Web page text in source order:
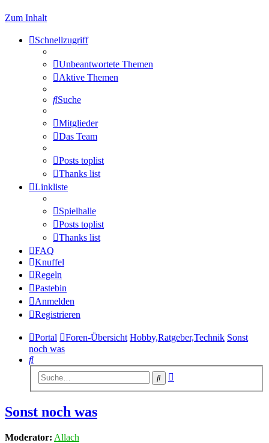
Zum Inhalt
Schnellzugriff
Unbeantwortete Themen
Aktive Themen
Suche
Mitglieder
Das Team
Posts toplist
Thanks list
Linkliste
Spielhalle
Posts toplist
Thanks list
FAQ
Knuffel
Regeln
Pastebin
Anmelden
Registrieren
Portal Foren-Übersicht Hobby,Ratgeber,Technik Sonst
noch was
Suche
Suche
Sonst noch was
Moderator: Allach